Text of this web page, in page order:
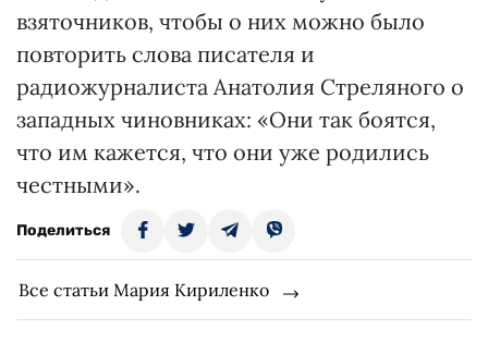
взяточников, чтобы о них можно было
повторить слова писателя и
радиожурналиста Анатолия Стреляного о
западных чиновниках: «Они так боятся,
что им кажется, что они уже родились
честными».
Поделиться
Все статьи Мария Кириленко